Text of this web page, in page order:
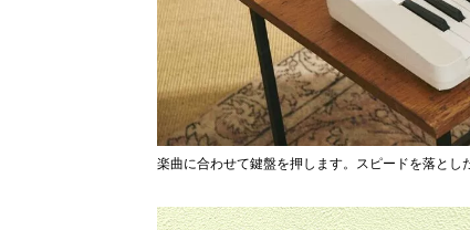
楽曲に合わせて鍵盤を押します。スピードを落と